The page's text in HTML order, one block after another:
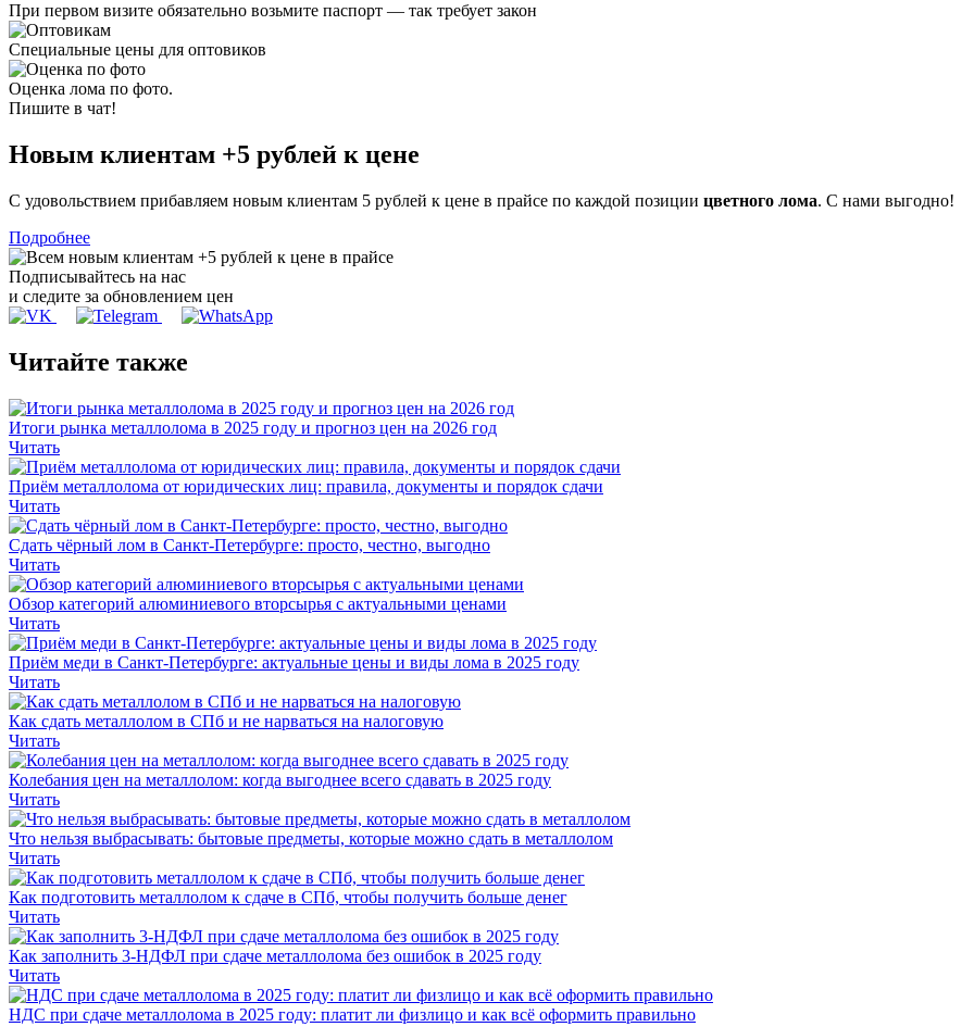
При первом визите обязательно возьмите паспорт — так требует закон
Специальные цены для оптовиков
Оценка лома по фото.
Пишите в чат!
Новым клиентам +5 рублей к цене
С удовольствием прибавляем новым клиентам 5 рублей к цене в прайсе по каждой позиции цветного лома. С нами выгодно!
Подробнее
Подписывайтесь на нас
и следите за обновлением цен
Читайте также
Итоги рынка металлолома в 2025 году и прогноз цен на 2026 год
Читать
Приём металлолома от юридических лиц: правила, документы и порядок сдачи
Читать
Сдать чёрный лом в Санкт-Петербурге: просто, честно, выгодно
Читать
Обзор категорий алюминиевого вторсырья с актуальными ценами
Читать
Приём меди в Санкт-Петербурге: актуальные цены и виды лома в 2025 году
Читать
Как сдать металлолом в СПб и не нарваться на налоговую
Читать
Колебания цен на металлолом: когда выгоднее всего сдавать в 2025 году
Читать
Что нельзя выбрасывать: бытовые предметы, которые можно сдать в металлолом
Читать
Как подготовить металлолом к сдаче в СПб, чтобы получить больше денег
Читать
Как заполнить 3-НДФЛ при сдаче металлолома без ошибок в 2025 году
Читать
НДС при сдаче металлолома в 2025 году: платит ли физлицо и как всё оформить правильно